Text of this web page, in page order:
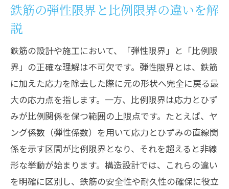
鉄筋の弾性限界と比例限界の違いを解
説
鉄筋の設計や施工において、「弾性限界」と「比例限
界」の正確な理解は不可欠です。弾性限界とは、鉄筋
に加えた応力を除去した際に元の形状へ完全に戻る最
大の応力点を指します。一方、比例限界は応力とひず
みが比例関係を保つ範囲の上限点です。たとえば、ヤ
ング係数（弾性係数）を用いて応力とひずみの直線関
係を示す区間が比例限界となり、それを超えると非線
形な挙動が始まります。構造設計では、これらの違い
を明確に区別し、鉄筋の安全性や耐久性の確保に役立